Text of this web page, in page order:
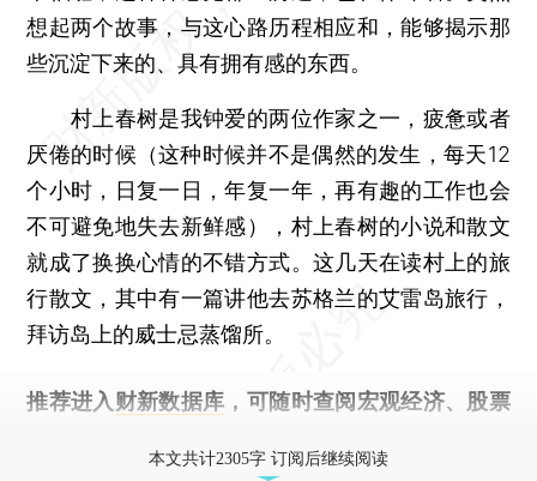
想起两个故事，与这心路历程相应和，能够揭示那
些沉淀下来的、具有拥有感的东西。
村上春树是我钟爱的两位作家之一，疲惫或者
厌倦的时候（这种时候并不是偶然的发生，每天12
个小时，日复一日，年复一年，再有趣的工作也会
不可避免地失去新鲜感），村上春树的小说和散文
就成了换换心情的不错方式。这几天在读村上的旅
行散文，其中有一篇讲他去苏格兰的艾雷岛旅行，
拜访岛上的威士忌蒸馏所。
推荐进入 财新数据库 ，可随时查阅宏观经济、股票
本文共计2305字 订阅后继续阅读